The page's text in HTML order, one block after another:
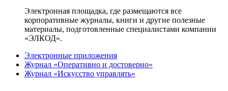
Электронная площадка, где размещаются все
корпоративные журналы, книги и другие полезные
материалы, подготовленные специалистами компании
«ЭЛКОД».
Электронные приложения
Журнал «Оперативно и достоверно»
Журнал «Искусство управлять»